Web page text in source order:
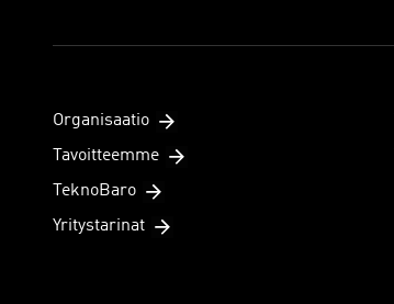
Organisaatio
Tavoitteemme
TeknoBaro
Yritystarinat